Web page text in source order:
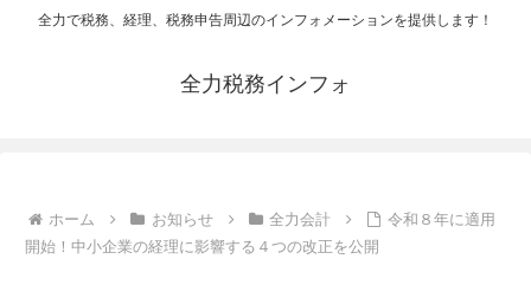
全力で税務、経理、税務申告周辺のインフォメーションを提供します！
全力税務インフォ
ホーム お知らせ 全力会計
令和８年に適用
開始！中小企業の経理に影響する４つの改正を公開